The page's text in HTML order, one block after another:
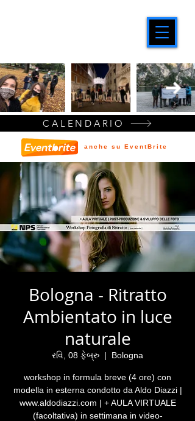
Bologna - Ritratto
Ambientato in luce
naturale
રવિ, 08 ફેબ્રુ
  |
Bologna
workshop in formula breve (4 ore) con
modella in esterna condotto da Aldo Diazzi |
www.aldodiazzi.com | + AULA VIRTUALE
(facoltativa) in settimana in video-
CALENDARIO
anche su EventBrite